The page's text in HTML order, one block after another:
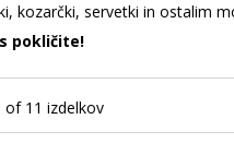
kozarčki, servetki in ostalim
pokličite!
of 11 izdelkov